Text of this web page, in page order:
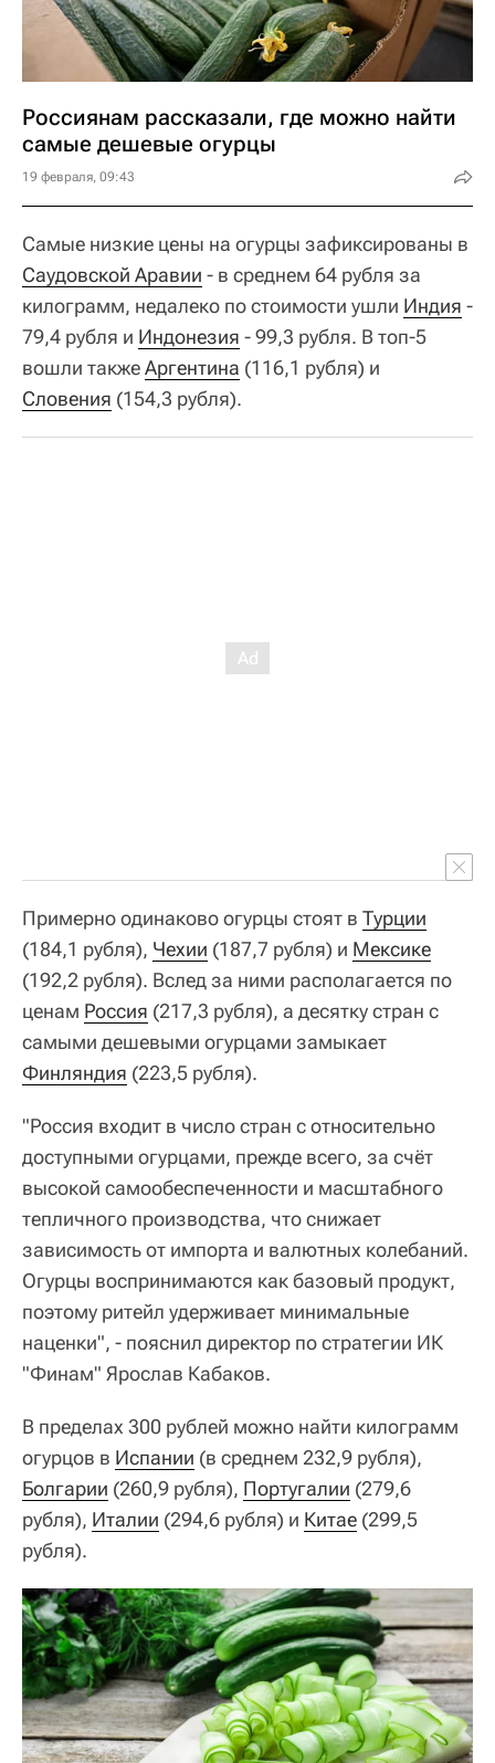
Россиянам рассказали, где можно найти
самые дешевые огурцы
19 февраля, 09:43
Самые низкие цены на огурцы зафиксированы в
Саудовской Аравии - в среднем 64 рубля за
килограмм, недалеко по стоимости ушли Индия -
79,4 рубля и Индонезия - 99,3 рубля. В топ-5
вошли такжеАргентина (116,1 рубля) и
Словения (154,3 рубля).
Примерно одинаково огурцы стоят в Турции
(184,1 рубля), Чехии (187,7 рубля) и Мексике
(192,2 рубля). Вслед за ними располагается по
ценам Россия (217,3 рубля), а десятку стран с
самыми дешевыми огурцами замыкает
Финляндия (223,5 рубля).
"Россия входит в число стран с относительно
доступными огурцами, прежде всего, за счёт
высокой самообеспеченности и масштабного
тепличного производства, что снижает
зависимость от импорта и валютных колебаний.
Огурцы воспринимаются как базовый продукт,
поэтому ритейл удерживает минимальные
наценки", - пояснил директор по стратегии ИК
"Финам" Ярослав Кабаков.
В пределах 300 рублей можно найти килограмм
огурцов в Испании (в среднем 232,9 рубля),
Болгарии (260,9 рубля), Португалии (279,6
рубля), Италии (294,6 рубля) и Китае (299,5
рубля).